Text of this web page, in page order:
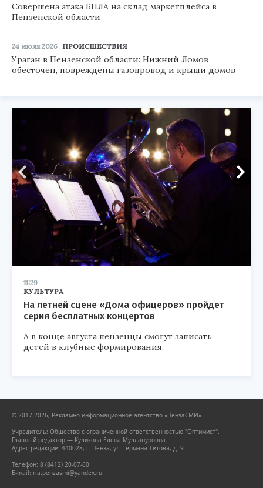
Совершена атака БПЛА на склад маркетплейса в
Пензенской области
24 июля 2026 ПРОИСШЕСТВИЯ
Ураган в Пензенской области: Нижний Ломов
обесточен, повреждены газопровод и крыши домов
11:29
КУЛЬТУРА
На летней сцене «Дома офицеров» пройдет
серия бесплатных концертов
А в конце августа пензенцы смогут записать
детей в клубные формирования.
© 2017-2026, Рекламно-информационное агентство «ПензаСМИ».
Учредитель: Общество с ограниченной ответственностью "Оптимист".
Главный редактор — Куликова Елена Муллануровна.
Адрес редакции: 440028, г. Пенза, ул. Германа Титова, д. 9.
Телефон: 8 (8412) 20-07-60
E-mail: ria.penzasmi@yandex.ru